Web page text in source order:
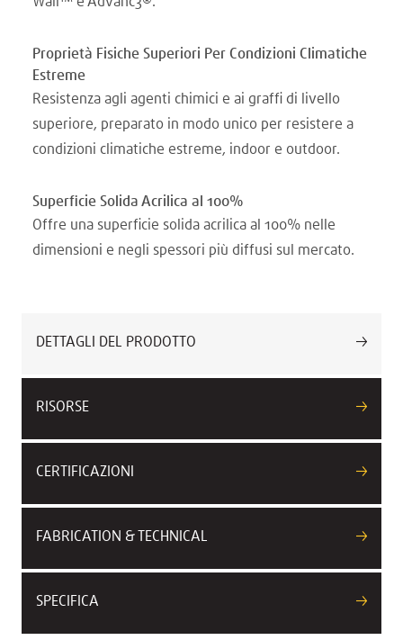
Proprietà Fisiche Superiori Per Condizioni Climatiche
Estreme
Resistenza agli agenti chimici e ai graffi di livello
superiore, preparato in modo unico per resistere a
condizioni climatiche estreme, indoor e outdoor.
Superficie Solida Acrilica al 100%
Offre una superficie solida acrilica al 100% nelle
dimensioni e negli spessori più diffusi sul mercato.
DETTAGLI DEL PRODOTTO
RISORSE
CERTIFICAZIONI
FABRICATION & TECHNICAL
SPECIFICA